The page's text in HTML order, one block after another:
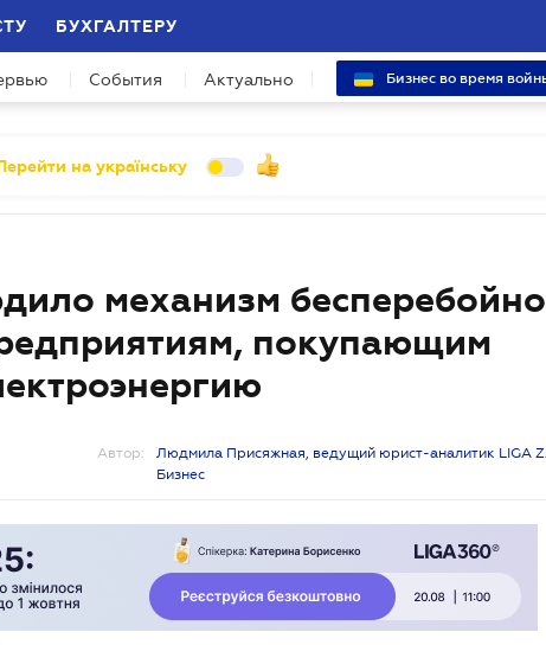
БУХГАЛТЕРУ
События Актуально Бизнес во время
на українську
механизм
покупающим
Автор:
Людмила Присяжная, ведущий юрист-аналитик LIGA
Бизнес